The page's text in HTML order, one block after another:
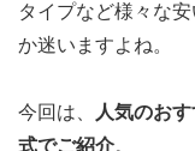
タイプなど様々な
か迷いますよね。
今回は、
人気のお
式でご紹介。